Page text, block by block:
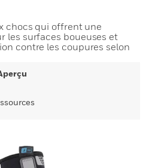
chocs qui offrent une
les surfaces boueuses et
contre les coupures selon